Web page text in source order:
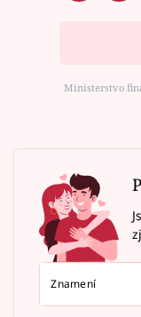
Ministerstvo